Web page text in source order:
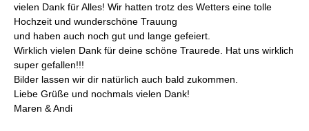
vielen Dank für Alles! Wir hatten trotz des Wetters eine tolle
Hochzeit und wunderschöne Trauung
und haben auch noch gut und lange gefeiert.
Wirklich vielen Dank für deine schöne Traurede. Hat uns wirklich
super gefallen!!!
Bilder lassen wir dir natürlich auch bald zukommen.
Liebe Grüße und nochmals vielen Dank!
Maren & Andi